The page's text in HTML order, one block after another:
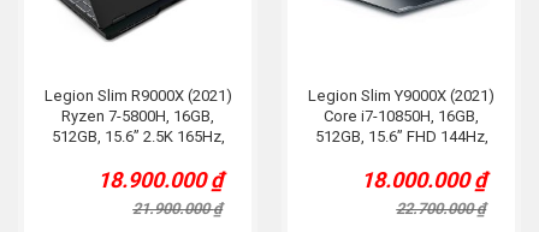
Legion Slim R9000X (2021)
Ryzen 7-5800H, 16GB,
512GB, 15.6” 2.5K 165Hz,
21.900.000₫
Original
price
was:
18.900.000₫
Current
price
is:
Legion Slim Y9000X (2021)
Core i7-10850H, 16GB,
512GB, 15.6” FHD 144Hz,
22.700.000₫
Original
price
was:
18.000.000₫
Current
price
is: